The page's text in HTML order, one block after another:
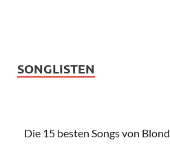
SONGLISTEN
Die 15 besten Songs von Blond